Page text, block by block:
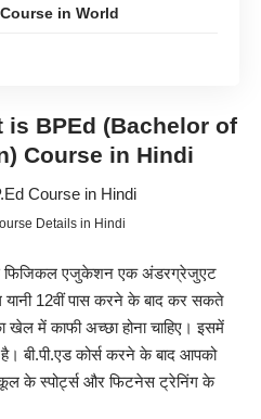
in World
is BPEd (Bachelor of
Course in Hindi
Details in Hindi
फिजिकल एजुकेशन एक अंडरग्रेजुएट
यानी 12वीं पास करने के बाद कर सकते
में काफी अच्छा होना चाहिए। इसमें
बी.पी.एड कोर्स करने के बाद आपको
के स्पोर्ट्स और फिटनेस ट्रेनिंग के